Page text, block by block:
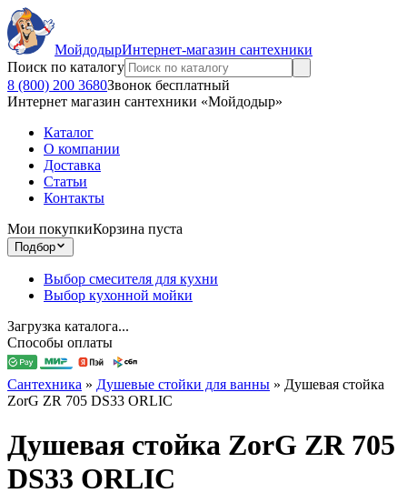
МойдодырИнтернет-магазин сантехники
Поиск по каталогу
8 (800) 200 3680Звонок бесплатный
Интернет магазин сантехники «Мойдодыр»
Каталог
О компании
Доставка
Статьи
Контакты
Мои покупкиКорзина пуста
Подбор
Выбор смесителя для кухни
Выбор кухонной мойки
Загрузка каталога...
Способы оплаты
Сантехника » Душевые стойки для ванны » Душевая стойка
ZorG ZR 705 DS33 ORLIC
Душевая стойка ZorG ZR 705
DS33 ORLIC